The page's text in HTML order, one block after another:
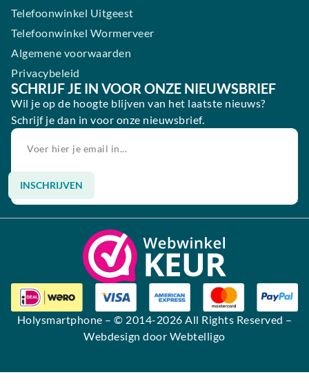
Telefoonwinkel Uitgeest
Telefoonwinkel Wormerveer
Algemene voorwaarden
Privacybeleid
SCHRIJF JE IN VOOR ONZE NIEUWSBRIEF
Wil je op de hoogte blijven van het laatste nieuws?
Schrijf je dan in voor onze nieuwsbrief.
INSCHRIJVEN
Alternative:
Holysmartphone – © 2014-2026 All Rights Reserved –
Webdesign door Webtelligo